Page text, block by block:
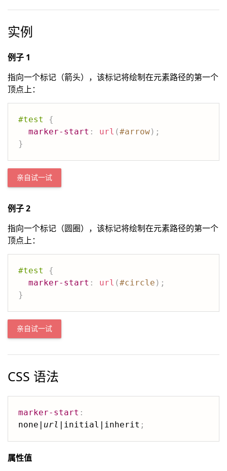
实例
例子 1
指向一个标记（箭头），该标记将绘制在元素路径的第一个
顶点上：
#test
{
marker-start : url (#arrow) ;
}
亲自试一试
例子 2
指向一个标记（圆圈），该标记将绘制在元素路径的第一个
顶点上：
#test
{
marker-start : url (#circle ) ;
}
亲自试一试
CSS 语法
marker-start :
none| url |initial|inherit ;
属性值